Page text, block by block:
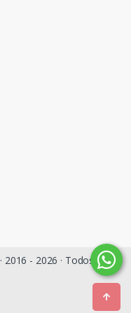
· 2016 - 2026 · Todos os